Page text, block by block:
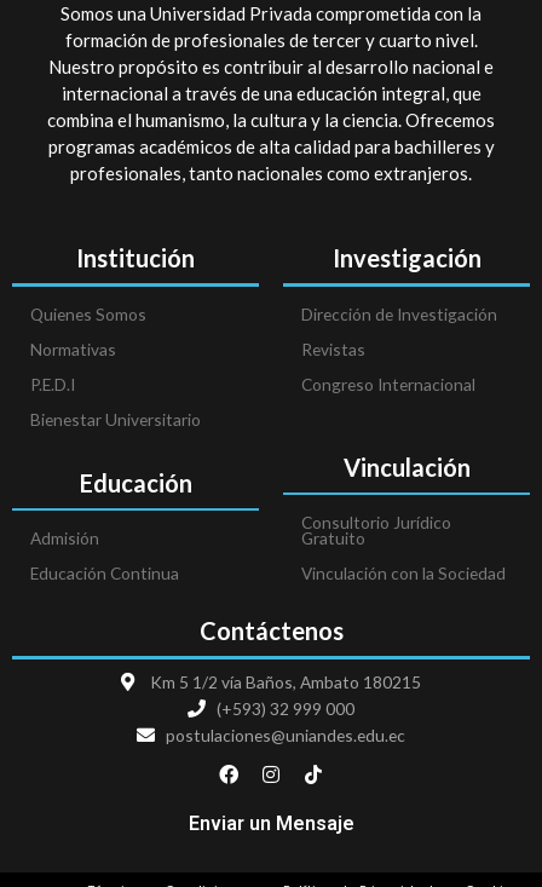
Somos una Universidad Privada comprometida con la
formación de profesionales de tercer y cuarto nivel.
Nuestro propósito es contribuir al desarrollo nacional e
internacional a través de una educación integral, que
combina el humanismo, la cultura y la ciencia. Ofrecemos
programas académicos de alta calidad para bachilleres y
profesionales, tanto nacionales como extranjeros.
Institución
Quienes Somos
Normativas
P.E.D.I
Bienestar Universitario
Educación
Admisión
Educación Continua
Investigación
Dirección de Investigación
Revistas
Congreso Internacional
Vinculación
Consultorio Jurídico
Gratuito
Vinculación con la Sociedad
Contáctenos
Km 5 1/2 vía Baños, Ambato 180215
(+593) 32 999 000
postulaciones@uniandes.edu.ec
F
a
e
o
I
n
t
r
T
i
t
Enviar un Mensaje